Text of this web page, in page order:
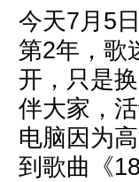
今天7月5
第2年，歌
开，只是
伴大家，
电脑因为
到歌曲《